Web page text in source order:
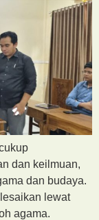
dan keilmuan,
dan budaya.
lewat
agama.